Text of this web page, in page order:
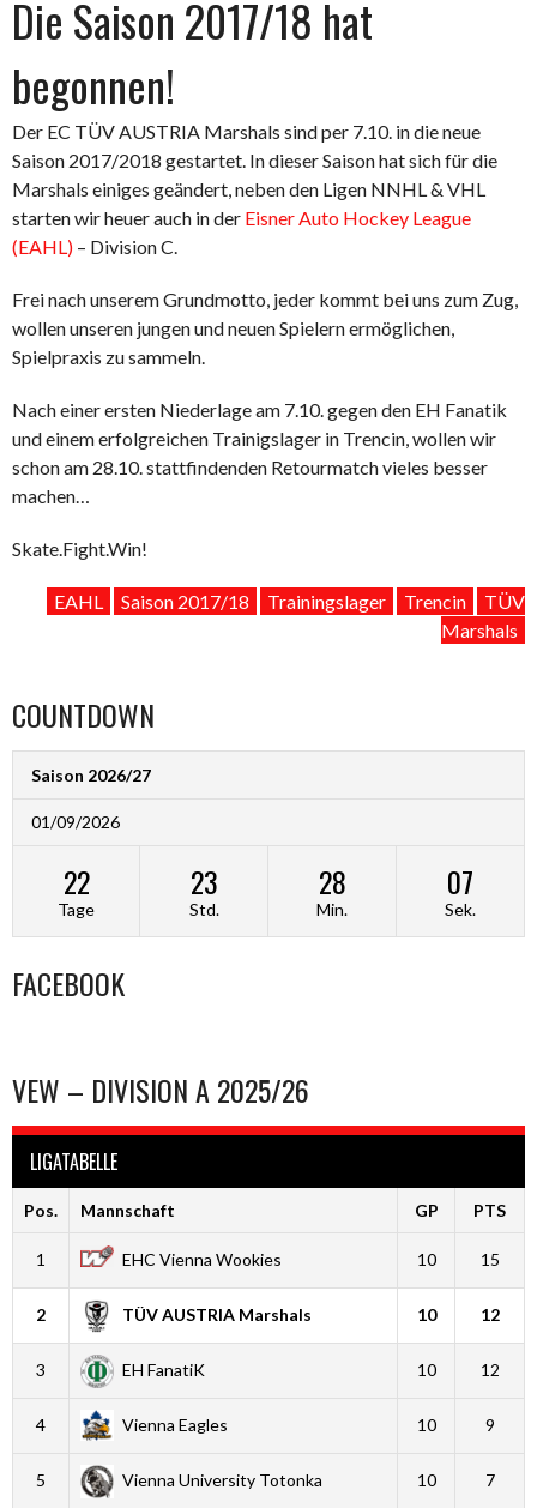
Die Saison 2017/18 hat
begonnen!
Der EC TÜV AUSTRIA Marshals sind per 7.10. in die neue
Saison 2017/2018 gestartet. In dieser Saison hat sich für die
Marshals einiges geändert, neben den Ligen NNHL & VHL
starten wir heuer auch in der Eisner Auto Hockey League
(EAHL) – Division C.
Frei nach unserem Grundmotto, jeder kommt bei uns zum Zug,
wollen unseren jungen und neuen Spielern ermöglichen,
Spielpraxis zu sammeln.
Nach einer ersten Niederlage am 7.10. gegen den EH Fanatik
und einem erfolgreichen Trainigslager in Trencin, wollen wir
schon am 28.10. stattfindenden Retourmatch vieles besser
machen…
Skate.Fight.Win!
EAHL Saison 2017/18 Trainingslager Trencin
TÜV
Marshals
COUNTDOWN
Saison 2026/27
01/09/2026
22
Tage
23
Std.
28
Min.
07
Sek.
FACEBOOK
VEW – DIVISION A 2025/26
LIGATABELLE
Pos. Mannschaft GP PTS
1 EHC Vienna Wookies 10 15
2 TÜV AUSTRIA Marshals 10 12
3 EH FanatiK 10 12
4 Vienna Eagles 10 9
5 Vienna University Totonka 10 7